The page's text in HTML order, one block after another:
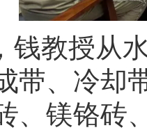
钱教授从
带、冷却
、镁铬砖